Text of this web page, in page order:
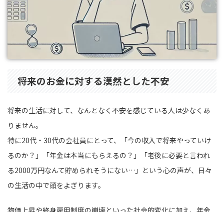
将来のお金に対する漠然とした不安
将来の生活に対して、なんとなく不安を感じている人は少なくあ
りません。
特に20代・30代の会社員にとって、「今の収入で将来やっていけ
るのか？」「年金は本当にもらえるの？」「老後に必要と言われ
る2000万円なんて貯められそうにない…」という心の声が、日々
の生活の中で頭をよぎります。